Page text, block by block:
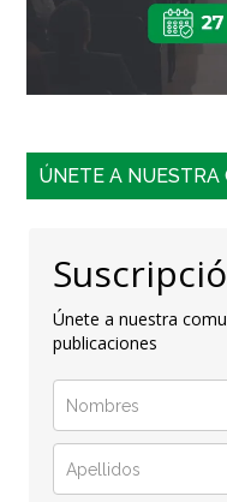
ÚNETE A NUESTRA
Únete a nuestra
publicaciones